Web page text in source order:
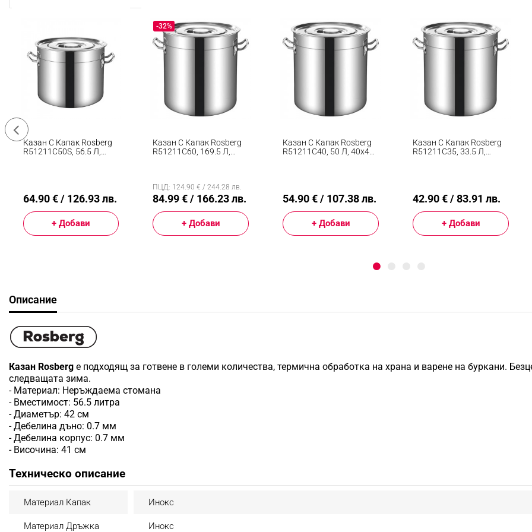
Казан С Капак Rosberg
R51211C50S, 56.5 Л,
64.90 € / 126.93 лв.
+ Добави
Казан С Капак Rosberg
R51211C60, 169.5 Л,
-32%
ПЦД: 124.90 € / 244.28 лв.
84.99 € / 166.23 лв.
+ Добави
Казан С Капак Rosberg
R51211C40, 50 Л, 40х40
54.90 € / 107.38 лв.
+ Добави
Казан С Капак Rosberg
R51211C35, 33.5 Л,
42.90 € / 83.91 лв.
+ Добави
Описание
Казан Rosberg е подходящ за готвене в големи количества, термична обработка на храна и варене на буркани.
следващата зима.
- Материал: Неръждаема стомана
- Вместимост: 56.5 литра
- Диаметър: 42 см
- Дебелина дъно: 0.7 мм
- Дебелина корпус: 0.7 мм
- Височина: 41 см
Техническо описание
Материал Капак Инокс
Материал Дръжка Инокс